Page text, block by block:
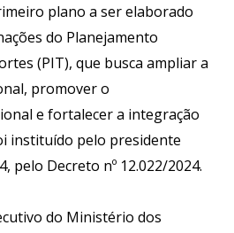
plano a ser elaborado
do Planejamento
(PIT), que busca ampliar a
promover o
e fortalecer a integração
instituído pelo presidente
pelo Decreto nº 12.022/2024.
do Ministério dos